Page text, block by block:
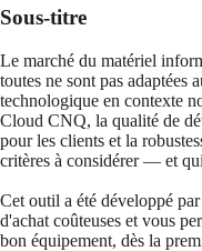
Sous-titre
Le marché du matériel
toutes ne sont pas adaptées
technologique en contexte
Cloud CNQ, la qualité de
pour les clients et la
critères à considérer — et
Cet outil a été développé
d'achat coûteuses et vous
bon équipement, dès la